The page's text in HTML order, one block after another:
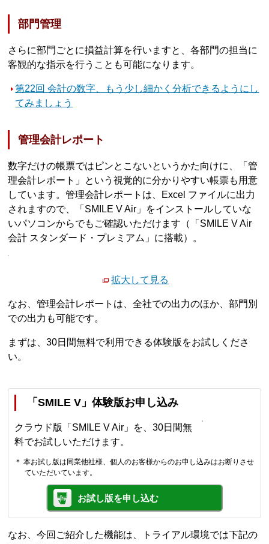
部門管理
さらに部門ごとに損益計算を行いますと、各部門の担当に
客観的な指示を行うことも可能になります。
第22回 会計の数字、もう少し細かく分析できるようにし
てみましょう
管理会計レポート
数字だけの帳票ではピンとこないというかた向けに、「管
理会計レポート」という視覚的に分かりやすい帳票も用意
しています。管理会計レポートは、Excel ファイルに出力
されますので、「SMILE V Air」をインストールしていな
いパソコンからでもご確認いただけます（「SMILE V Air
会計 スタンダード・プレミアム」に搭載）。
拡大して見る
なお、管理会計レポートは、全社での出力のほか、部門別
での出力も可能です。
まずは、30日間無料で利用できる体験版をお試しくださ
い。
「SMILE V」体験版お申し込み
クラウド版「SMILE V Air」を、30日間無
料でお試しいただけます。
＊ 本お試し版は同業他社様、個人のお客様からのお申し込みはお断りさせ
ていただいています。
お試し版を申し込む
なお、今回ご紹介した機能は、トライアル環境では下記の